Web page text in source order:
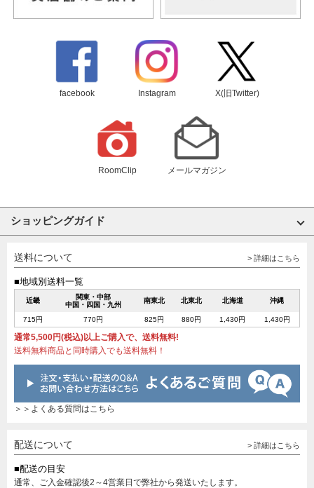
facebook Instagram X(旧Twitter)
RoomClip メールマガジン
ショッピングガイド
送料について > 詳細はこちら
■地域別送料一覧
近畿
関東・中部
中国・四国・九州
南東北 北東北 北海道 沖縄
715円 770円 825円 880円 1,430円 1,430円
通常5,500円(税込)以上ご購入で、送料無料!
送料無料商品と同時購入でも送料無料！
＞＞よくある質問はこちら
配送について > 詳細はこちら
■配送の目安
通常、ご入金確認後2～4営業日で弊社から発送いたします。